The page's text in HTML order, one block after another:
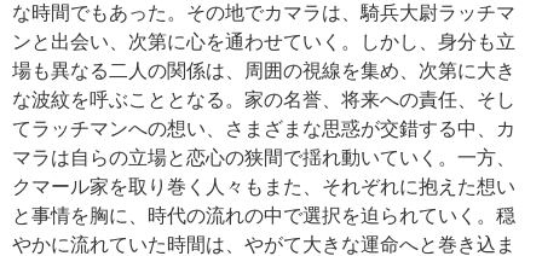
な時間でもあった。その地でカマラは、騎兵大尉ラッチマ
ンと出会い、次第に心を通わせていく。しかし、身分も立
場も異なる二人の関係は、周囲の視線を集め、次第に大き
な波紋を呼ぶこととなる。家の名誉、将来への責任、そし
てラッチマンへの想い、さまざまな思惑が交錯する中、カ
マラは自らの立場と恋心の狭間で揺れ動いていく。一方、
クマール家を取り巻く人々もまた、それぞれに抱えた想い
と事情を胸に、時代の流れの中で選択を迫られていく。穏
やかに流れていた時間は、やがて大きな運命へと巻き込ま